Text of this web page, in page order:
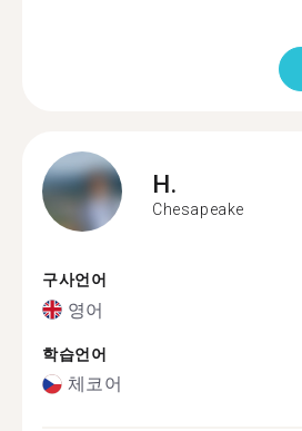
H.
Chesapeake
구사언어
영어
학습언어
체코어